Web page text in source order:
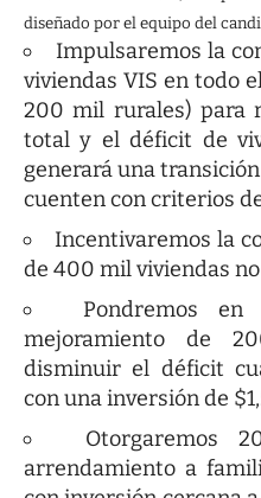
diseñado por el equipo del
Impulsaremos la
viviendas VIS en todo
200 mil rurales) para
total y el déficit de
generará una
cuenten con criterios
Incentivaremos la
de 400 mil viviendas no
Pondremos
mejoramiento de
disminuir el déficit
con una inversión de
Otorgaremos
arrendamiento a